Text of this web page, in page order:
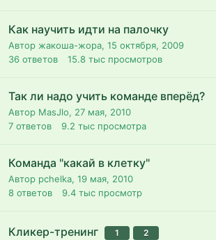
Как научить идти на палочку
Автор жакоша-жора, 15 октября, 2009
36 ответов 15.8 тыс просмотров
Так ли надо учить команде вперёд?
Автор MasJlo, 27 мая, 2010
7 ответов 9.2 тыс просмотра
Команда "какай в клетку"
Автор pchelka, 19 мая, 2010
8 ответов 9.4 тыс просмотр
Кликер-тренинг 1 2